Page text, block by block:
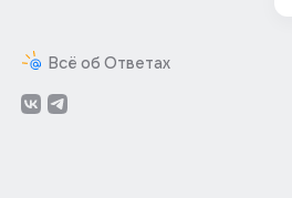
Всё об Ответах